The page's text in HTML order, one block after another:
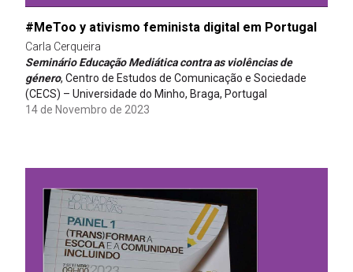
#MeToo y ativismo feminista digital em Portugal
Carla Cerqueira
Seminário Educação Mediática contra as violências de
género, Centro de Estudos de Comunicação e Sociedade
(CECS) – Universidade do Minho, Braga, Portugal
14 de Novembro de 2023